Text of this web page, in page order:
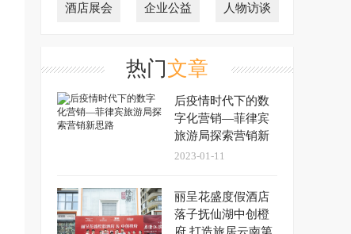
酒店展会 企业公益 人物访谈
热门文章
后疫情时代下的数
字化营销—菲律宾
旅游局探索营销新
思路
2023-01-11
丽呈花盛度假酒店
落子抚仙湖中创橙